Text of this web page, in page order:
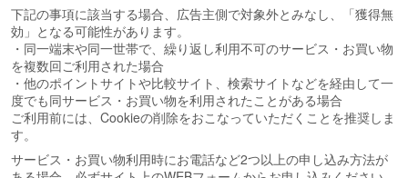
下記の事項に該当する場合、広告主側で対象外とみなし、「獲得無
効」となる可能性があります。
・同一端末や同一世帯で、繰り返し利用不可のサービス・お買い物
を複数回ご利用された場合
・他のポイントサイトや比較サイト、検索サイトなどを経由して一
度でも同サービス・お買い物を利用されたことがある場合
ご利用前には、Cookieの削除をおこなっていただくことを推奨しま
す。
サービス・お買い物利用時にお電話など2つ以上の申し込み方法が